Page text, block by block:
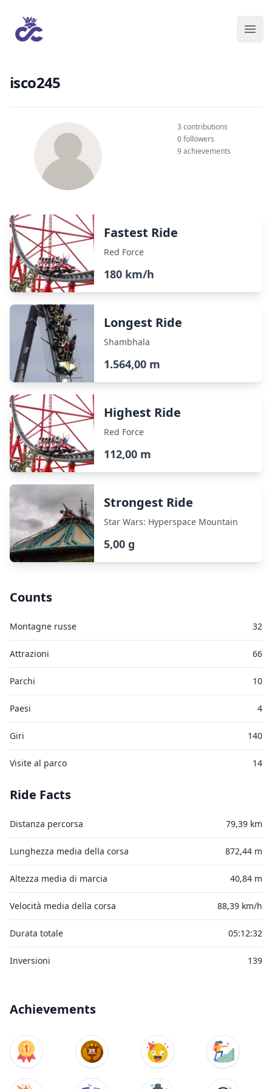
isco245
3 contributions
0 followers
9 achievements
Fastest Ride
Red Force
180 km/h
Longest Ride
Shambhala
1.564,00 m
Highest Ride
Red Force
112,00 m
Strongest Ride
Star Wars: Hyperspace Mountain
5,00 g
Counts
Montagne russe 32
Attrazioni 66
Parchi 10
Paesi 4
Giri 140
Visite al parco 14
Ride Facts
Distanza percorsa 79,39 km
Lunghezza media della corsa 872,44 m
Altezza media di marcia 40,84 m
Velocità media della corsa 88,39 km/h
Durata totale 05:12:32
Inversioni 139
Achievements